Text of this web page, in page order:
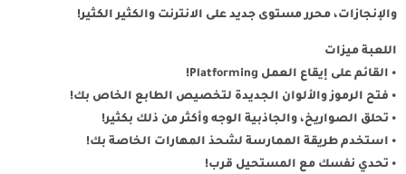
والإنجازات، محرر مستوى جديد على الانترنت والكثير الكثير!
اللعبة ميزات
• القائم على إيقاع العمل Platforming!
• فتح الرموز والألوان الجديدة لتخصيص الطابع الخاص بك!
• تحلق الصواريخ، والجاذبية الوجه وأكثر من ذلك بكثير!
• استخدم طريقة الممارسة لشحذ المهارات الخاصة بك!
• تحدي نفسك مع المستحيل قرب!